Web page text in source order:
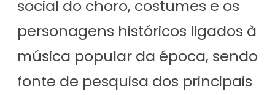
social do choro, costumes e os
personagens históricos ligados à
música popular da época, sendo
fonte de pesquisa dos principais